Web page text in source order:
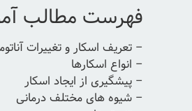
فهرست مطالب
– تعریف اسکار و تغییرات
– انواع اسکارها
– پیشگیری از ایجاد اسکار
– شیوه های مختلف درمانی